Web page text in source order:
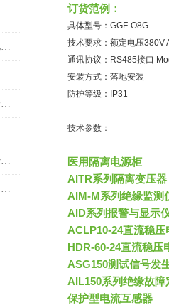
光伏监控系统的应用及光伏发电系统组成
浅谈双碳能源技术中的光储充一体微电网能量系统设计与性能分析
谈电网侧储能电站应用场景及经济效益分析
智能微断技术在高校电气改造中的应用与实践
订货范例：
具体型号：GGF-O8G
技术要求：额定电压380V
通讯协议：RS485接口
安装方式：落地安装
防护等级：IP31
技术参数：
医用隔离电源柜
AITR系列隔离变压器
AIM-M系列绝缘监测
AID系列报警与显示
ACLP10-24直流稳压
HDR-60-24直流稳压
ASG150测试信号发
AIL150系列绝缘故障
保护型电流互感器